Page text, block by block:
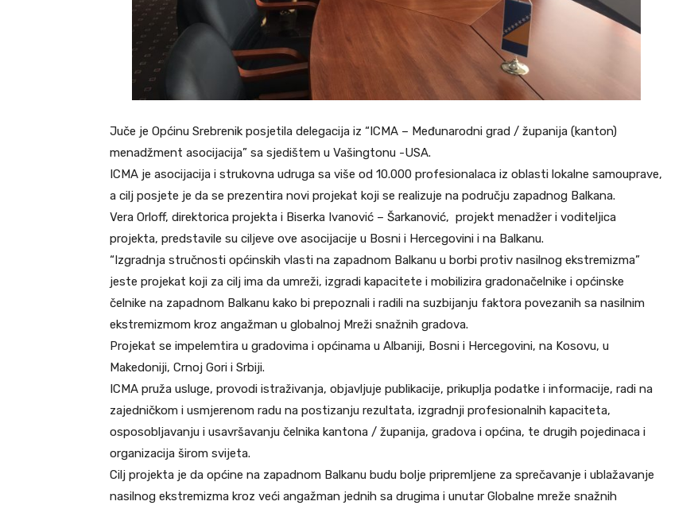
Juče je Općinu Srebrenik posjetila delegacija iz “ICMA – Međunarodni grad / županija (kanton)
menadžment asocijacija” sa sjedištem u Vašingtonu -USA.
ICMA je asocijacija i strukovna udruga sa više od 10.000 profesionalaca iz oblasti lokalne samouprave,
a cilj posjete je da se prezentira novi projekat koji se realizuje na području zapadnog Balkana.
Vera Orloff, direktorica projekta i Biserka Ivanović – Šarkanović, projekt menadžer i voditeljica
projekta, predstavile su ciljeve ove asocijacije u Bosni i Hercegovini i na Balkanu.
“Izgradnja stručnosti općinskih vlasti na zapadnom Balkanu u borbi protiv nasilnog ekstremizma”
jeste projekat koji za cilj ima da umreži, izgradi kapacitete i mobilizira gradonačelnike i općinske
čelnike na zapadnom Balkanu kako bi prepoznali i radili na suzbijanju faktora povezanih sa nasilnim
ekstremizmom kroz angažman u globalnoj Mreži snažnih gradova.
Projekat se impelemtira u gradovima i općinama u Albaniji, Bosni i Hercegovini, na Kosovu, u
Makedoniji, Crnoj Gori i Srbiji.
ICMA pruža usluge, provodi istraživanja, objavljuje publikacije, prikuplja podatke i informacije, radi na
zajedničkom i usmjerenom radu na postizanju rezultata, izgradnji profesionalnih kapaciteta,
osposobljavanju i usavršavanju čelnika kantona / županija, gradova i općina, te drugih pojedinaca i
organizacija širom svijeta.
Cilj projekta je da općine na zapadnom Balkanu budu bolje pripremljene za sprečavanje i ublažavanje
nasilnog ekstremizma kroz veći angažman jednih sa drugima i unutar Globalne mreže snažnih